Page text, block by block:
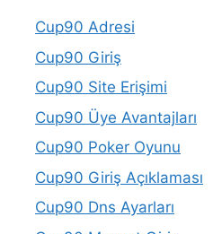
Cup90 Adresi
Cup90 Giriş
Cup90 Site Erişimi
Cup90 Üye Avantajları
Cup90 Poker Oyunu
Cup90 Giriş Açıklaması
Cup90 Dns Ayarları